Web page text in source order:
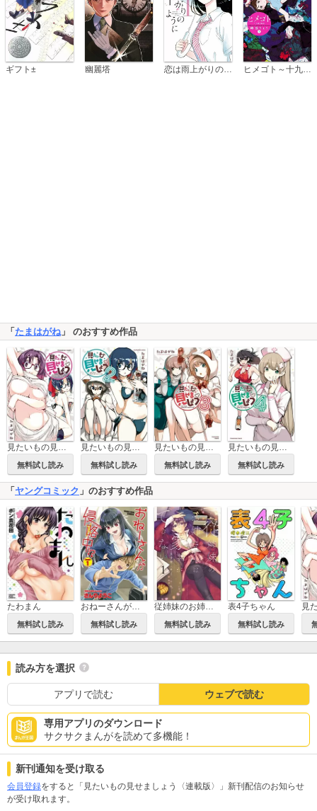
ギフト± 幽麗塔
「たまはがね 」 のおすすめ作品
無料試し読み 無料試し読み 無料試し読み 無料試し読み
「 ヤングコミック 」のおすすめ作品
たわまん
無料試し読み
おねーさんが侵略中!?
無料試し読み
従姉妹のお姉さんは家事ができない
無料試し読み
表4子ちゃん
無料試し読み
読み方を選択
アプリで読む ウェブで読む
専用アプリのダウンロード
サクサクまんがを読めて多機能！
新刊通知を受け取る
会員登録をすると「見たいもの見せましょう〈連載版〉」新刊配信のお知らせ
が受け取れます。